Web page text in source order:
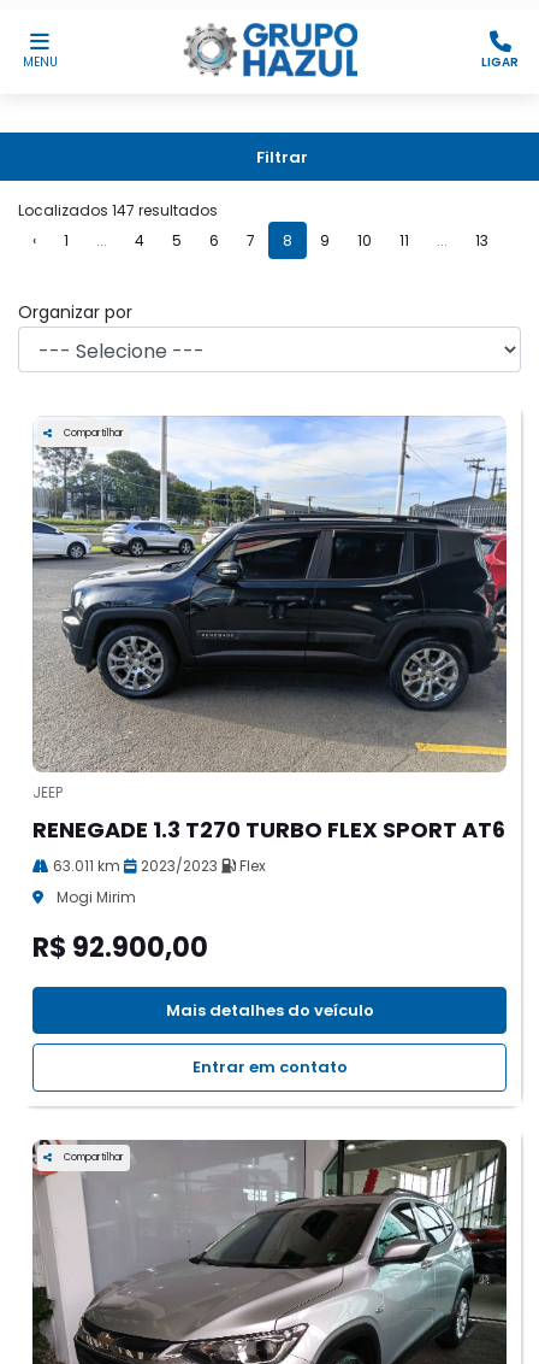
MENU LIGAR
Localizados 147 resultados
‹
1 ... 4 5 6 7 8 9 10 11 ... 13
Filtrar
Organizar por
Compartilhar
JEEP
RENEGADE 1.3 T270 TURBO FLEX SPORT AT6
63.011 km 2023/2023
Flex
Mogi Mirim
R$ 92.900,00
Mais detalhes do veículo
Entrar em contato
Compartilhar